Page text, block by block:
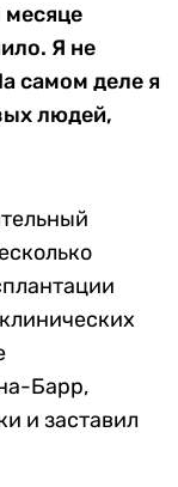
месяце
Я не
самом деле я
людей,
Барр,
и заставил